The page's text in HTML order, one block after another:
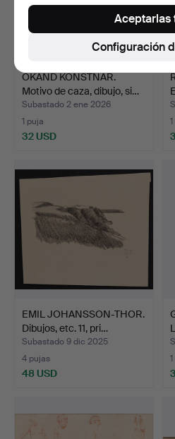
OKÄND KONSTNÄR.
Motivo de caza, dibujo, si…
Subastado 2 ene 2026
1 puja
32 USD
EMIL JOHANSSON-THOR.
Dibujos, etc. 11, pri…
Subastado 9 dic 2025
4 pujas
48 USD
Configuración
Aceptarlas